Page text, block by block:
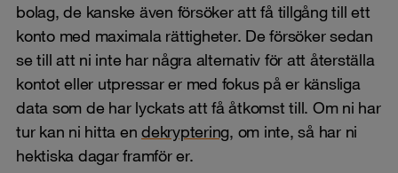
bolag, de kanske även försöker att få tillgång till ett
konto med maximala rättigheter. De försöker sedan
se till att ni inte har några alternativ för att återställa
kontot eller utpressar er med fokus på er känsliga
data som de har lyckats att få åtkomst till. Om ni har
tur kan ni hitta en dekryptering, om inte, så har ni
hektiska dagar framför er.